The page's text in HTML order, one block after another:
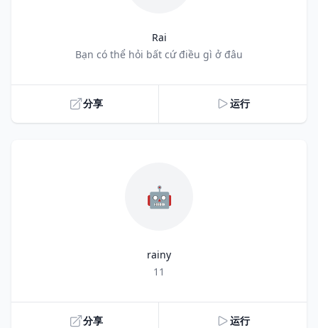
Rai
Bạn có thể hỏi bất cứ điều gì ở đâu
分享 运行
🤖
rainy
11
分享 运行